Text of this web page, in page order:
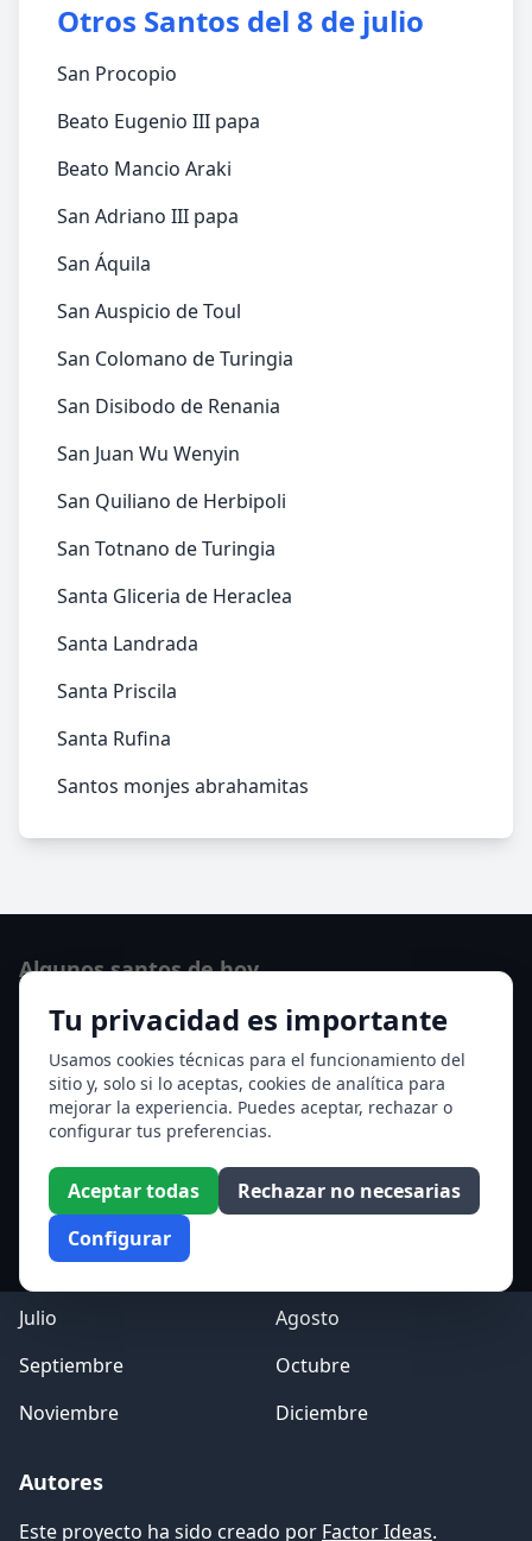
Otros Santos del 8 de julio
San Procopio
Beato Eugenio III papa
Beato Mancio Araki
San Adriano III papa
San Áquila
San Auspicio de Toul
San Colomano de Turingia
San Disibodo de Renania
San Juan Wu Wenyin
San Quiliano de Herbipoli
San Totnano de Turingia
Santa Gliceria de Heraclea
Santa Landrada
Santa Priscila
Santa Rufina
Santos monjes abrahamitas
Tu privacidad es importante
Usamos cookies técnicas para el funcionamiento del
sitio y, solo si lo aceptas, cookies de analítica para
mejorar la experiencia. Puedes aceptar, rechazar o
configurar tus preferencias.
Aceptar todas
Rechazar no necesarias
Configurar
Algunos santos de hoy
San Hormisda papa
Ver todos los santos de hoy
Acceso a los Meses
Enero
Febrero
Marzo
Abril
Mayo
Julio
Agosto
Septiembre
Octubre
Noviembre
Diciembre
Autores
Este proyecto ha sido creado por Factor Ideas.